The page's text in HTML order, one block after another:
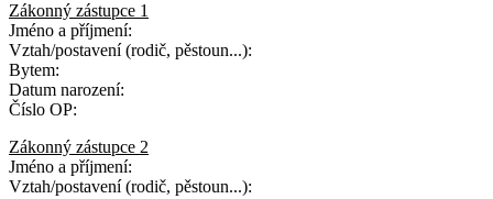
Zákonný zástupce 1
Jméno a příjmení:
Vztah/postavení (rodič, pěstoun...):
Bytem:
Datum narození:
Číslo OP:
Zákonný zástupce 2
Jméno a příjmení:
Vztah/postavení (rodič, pěstoun...):